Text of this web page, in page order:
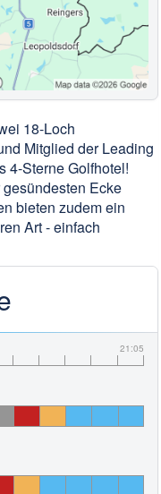
18-Loch
Mitglied der Leading
4-Sterne Golfhotel!
Ecke
bieten zudem ein
Art - einfach
21:05